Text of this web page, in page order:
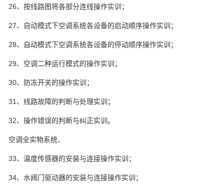
26、按线路图将各部分连线操作实训；
27、自动模式下空调系统各设备的启动顺序操作实训；
28、自动模式下空调系统各设备的停动顺序操作实训；
29、空调二种运行模式的操作实训；
30、防冻开关的操作实训；
31、线路故障的判断与处理实训；
32、操作错误的判断与纠正实训。
空调全实物系统、
33、温度传感器的安装与连接操作实训；
34、水阀门驱动器的安装与连接操作实训；